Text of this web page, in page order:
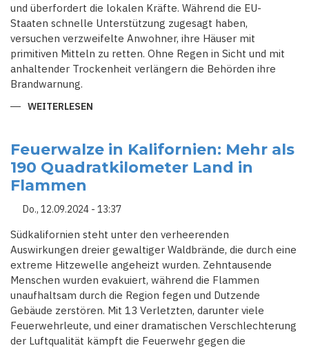
und überfordert die lokalen Kräfte. Während die EU-
Staaten schnelle Unterstützung zugesagt haben,
versuchen verzweifelte Anwohner, ihre Häuser mit
primitiven Mitteln zu retten. Ohne Regen in Sicht und mit
anhaltender Trockenheit verlängern die Behörden ihre
Brandwarnung.
WEITERLESEN
EU-
LÄNDER
MOBILISIEREN
RESSOURCEN
BEI
VERHEERENDEN
Feuerwalze in Kalifornien: Mehr als
190 Quadratkilometer Land in
Flammen
Do., 12.09.2024 - 13:37
Südkalifornien steht unter den verheerenden
Auswirkungen dreier gewaltiger Waldbrände, die durch eine
extreme Hitzewelle angeheizt wurden. Zehntausende
Menschen wurden evakuiert, während die Flammen
unaufhaltsam durch die Region fegen und Dutzende
Gebäude zerstören. Mit 13 Verletzten, darunter viele
Feuerwehrleute, und einer dramatischen Verschlechterung
der Luftqualität kämpft die Feuerwehr gegen die